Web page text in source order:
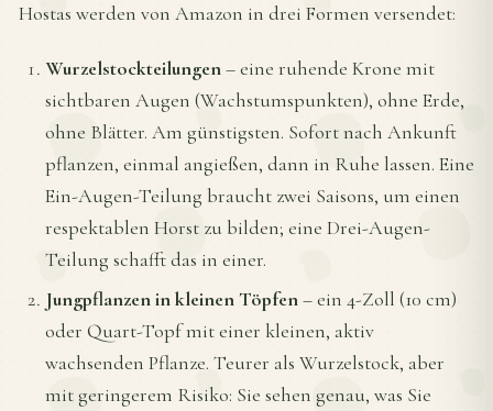
Hostas werden von Amazon in drei Formen versendet:
Wurzelstockteilungen– eine ruhende Krone mit
sichtbaren Augen (Wachstumspunkten), ohne Erde,
ohne Blätter. Am günstigsten. Sofort nach Ankunft
pflanzen, einmal angießen, dann in Ruhe lassen. Eine
Ein-Augen-Teilung braucht zwei Saisons, um einen
respektablen Horst zu bilden; eine Drei-Augen-
Teilung schafft das in einer.
Jungpflanzen in kleinen Töpfen– ein 4-Zoll (10 cm)
oder Quart-Topf mit einer kleinen, aktiv
wachsenden Pflanze. Teurer als Wurzelstock, aber
mit geringerem Risiko: Sie sehen genau, was Sie